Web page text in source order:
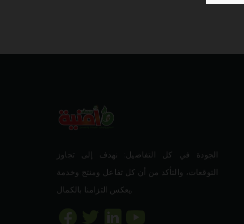
الجودة في كل التفاصيل: نهدف إلى تجاوز
التوقعات، والتأكد من أن كل تفاعل ومنتج وخدمة
يعكس التزامنا بالكمال.